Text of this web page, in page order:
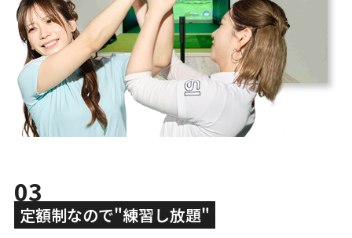
03
定額制なので"練習し放題"